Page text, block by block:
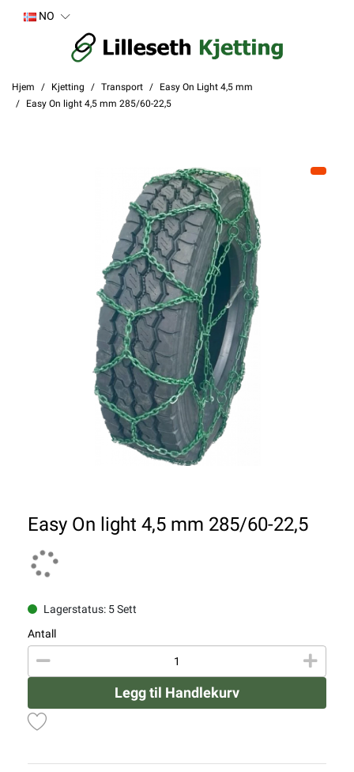
NO
Hjem Kjetting Transport
Easy On Light 4,5 mm
Easy On light 4,5 mm 285/60-22,5
Easy On light 4,5 mm 285/60-22,5
Lagerstatus: 5 Sett
Antall
Legg til Handlekurv